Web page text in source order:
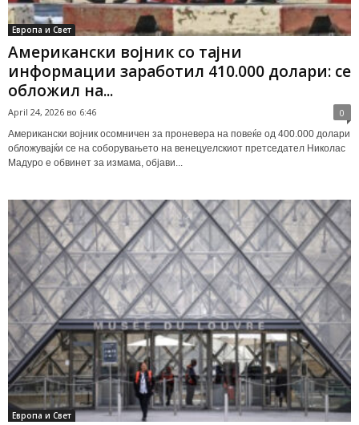
Европа и Свет
Американски војник со тајни
информации заработил 410.000 долари: се
обложил на...
April 24, 2026 во 6:46 0
Американски војник осомничен за проневера на повеќе од 400.000 долари
обложувајќи се на соборувањето на венецуелскиот претседател Николас
Мадуро е обвинет за измама, објави...
Европа и Свет